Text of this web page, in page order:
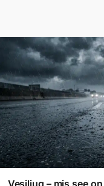
Vesiliug – mis see